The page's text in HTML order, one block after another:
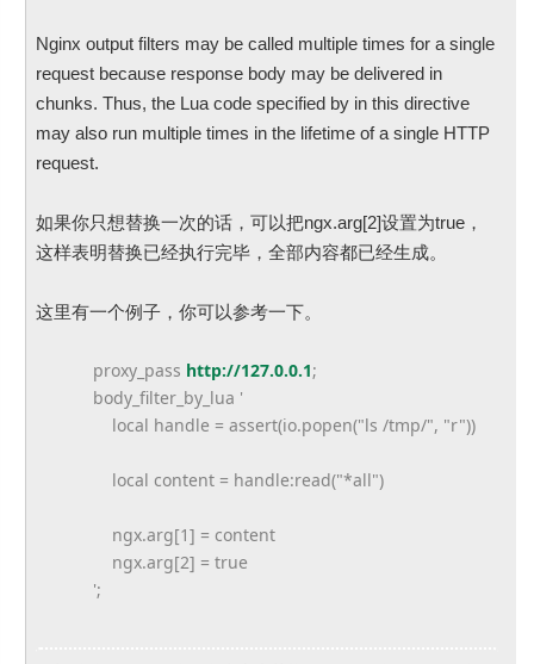
Nginx output filters may be called multiple times for a single
request because response body may be delivered in
chunks. Thus, the Lua code specified by in this directive
may also run multiple times in the lifetime of a single HTTP
request.
如果你只想替换一次的话，可以把ngx.arg[2]设置为true，
这样表明替换已经执行完毕，全部内容都已经生成。
这里有一个例子，你可以参考一下。
proxy_pass http://127.0.0.1;
body_filter_by_lua '
local handle = assert(io.popen("ls /tmp/", "r"))
local content = handle:read("*all")
ngx.arg[1] = content
ngx.arg[2] = true
';